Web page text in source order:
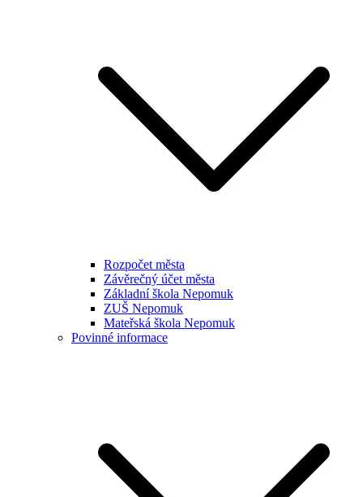
Rozpočet města
Závěrečný účet města
Základní škola Nepomuk
ZUŠ Nepomuk
Mateřská škola Nepomuk
Povinné informace